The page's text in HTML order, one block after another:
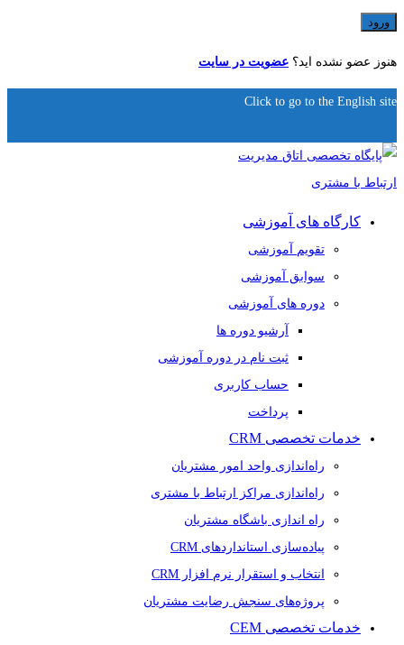
هنوز عضو نشده اید؟ عضویت در سایت
Click to go to the English site
کارگاه های آموزشی
تقویم آموزشی
سوابق آموزشی
دوره های آموزشی
آرشیو دوره ها
ثبت نام در دوره آموزشی
حساب کاربری
پرداخت
خدمات تخصصی CRM
راه‌اندازی واحد امور مشتریان
راه‌اندازی مراکز ارتباط با مشتری
راه اندازی باشگاه مشتریان
پیاده‌سازی استانداردهای CRM
انتخاب و استقرار نرم افزار CRM
پروژه‌های سنجش رضایت مشتریان
خدمات تخصصی CEM